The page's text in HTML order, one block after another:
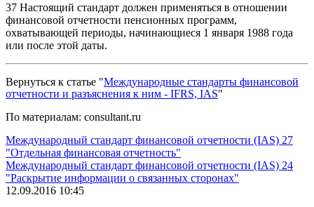
37 Настоящий стандарт должен применяться в отношении
финансовой отчетности пенсионных программ,
охватывающей периоды, начинающиеся 1 января 1988 года
или после этой даты.
Вернуться к статье "Международные стандарты финансовой
отчетности и разъяснения к ним - IFRS, IAS"
По материалам: consultant.ru
Международный стандарт финансовой отчетности (IAS) 27
"Отдельная финансовая отчетность"
Международный стандарт финансовой отчетности (IAS) 24
"Раскрытие информации о связанных сторонах"
12.09.2016 10:45